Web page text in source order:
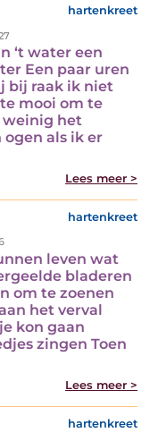
hartenkreet
‘t water een
Een paar uren
bij raak ik niet
mooi om te
weinig het
als ik er
Lees meer >
hartenkreet
leven wat
bladeren
om te zoenen
het verval
kon gaan
zingen Toen
Lees meer >
hartenkreet